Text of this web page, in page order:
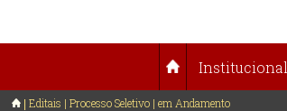
Institucional
Editais | Processo Seletivo | em Andamento